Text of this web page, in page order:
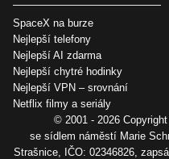
SpaceX na burze
Nejlepší telefony
Nejlepší AI zdarma
Nejlepší chytré hodinky
Nejlepší VPN – srovnání
Netflix filmy a seriály
© 2001 - 2026 Copyright
se sídlem náměstí Marie
Strašnice, IČO: 02346826,